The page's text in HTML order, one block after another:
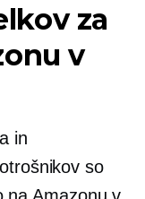
za
v
in
so